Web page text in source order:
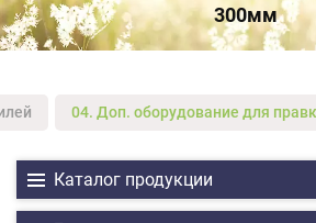
300мм
04. Доп. оборудование для
Каталог продукции